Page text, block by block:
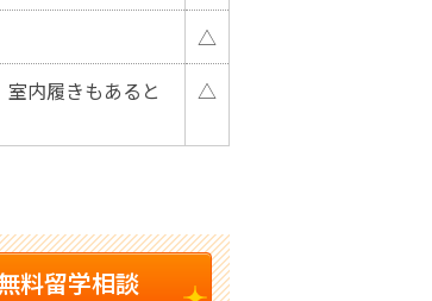
△
内履きもあると
△
料留学相談